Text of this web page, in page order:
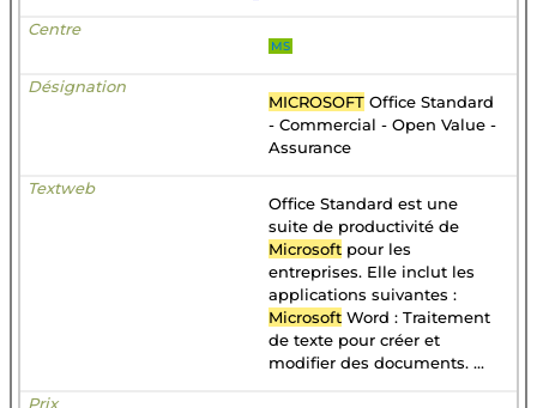
MS
MICROSOFT Office Standard
- Commercial - Open Value -
Assurance
Office Standard est une
suite de productivité de
Microsoft pour les
entreprises. Elle inclut les
applications suivantes :
Microsoft Word : Traitement
de texte pour créer et
modifier des documents. ...